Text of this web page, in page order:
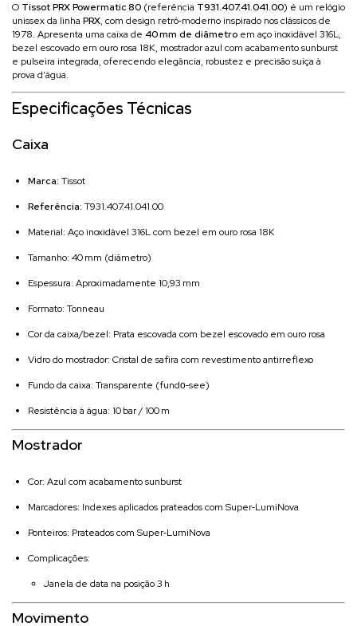
O Tissot PRX Powermatic 80 (referência T931.407.41.041.00) é um relógio
unissex da linha PRX, com design retrô‑moderno inspirado nos clássicos de
1978. Apresenta uma caixa de 40 mm de diâmetro em aço inoxidável 316L,
bezel escovado em ouro rosa 18K, mostrador azul com acabamento sunburst
e pulseira integrada, oferecendo elegância, robustez e precisão suíça à
prova d’água.
Especificações Técnicas
Caixa
Marca: Tissot
Referência: T931.407.41.041.00
Material: Aço inoxidável 316L com bezel em ouro rosa 18K
Tamanho: 40 mm (diâmetro)
Espessura: Aproximadamente 10,93 mm
Formato: Tonneau
Cor da caixa/bezel: Prata escovada com bezel escovado em ouro rosa
Vidro do mostrador: Cristal de safira com revestimento antirreflexo
Fundo da caixa: Transparente (fundо‑see)
Resistência à água: 10 bar / 100 m
Mostrador
Cor: Azul com acabamento sunburst
Marcadores: Indexes aplicados prateados com Super‑LumiNova
Ponteiros: Prateados com Super‑LumiNova
Complicações:
Janela de data na posição 3 h
Movimento